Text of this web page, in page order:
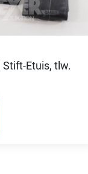
Stift-Etuis, tlw.